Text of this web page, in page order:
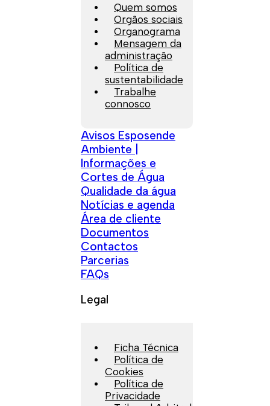
Quem somos
Orgãos sociais
Organograma
Mensagem da
administração
Política de
sustentabilidade
Trabalhe
connosco
Avisos Esposende
Ambiente |
Informações e
Cortes de Água
Qualidade da água
Notícias e agenda
Área de cliente
Documentos
Contactos
Parcerias
FAQs
Legal
Ficha Técnica
Política de
Cookies
Política de
Privacidade